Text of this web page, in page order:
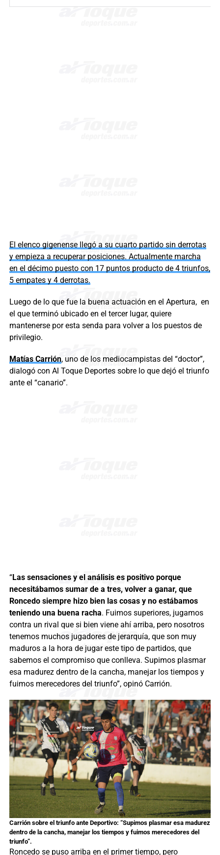
El elenco gigenense llegó a su cuarto partido sin derrotas
y empieza a recuperar posiciones. Actualmente marcha
en el décimo puesto con 17 puntos producto de 4 triunfos,
5 empates y 4 derrotas.
Luego de lo que fue la buena actuación en el Apertura, en
el que terminó ubicado en el tercer lugar, quiere
mantenerse por esta senda para volver a los puestos de
privilegio.
Matías Carrión, uno de los mediocampistas del “doctor”,
dialogó con Al Toque Deportes sobre lo que dejó el triunfo
ante el “canario”.
“Las sensaciones y el análisis es positivo porque
necesitábamos sumar de a tres, volver a ganar, que
Roncedo siempre hizo bien las cosas y no estábamos
teniendo una buena racha. Fuimos superiores, jugamos
contra un rival que si bien viene ahí arriba, pero nosotros
tenemos muchos jugadores de jerarquía, que son muy
maduros a la hora de jugar este tipo de partidos, que
sabemos el compromiso que conlleva. Supimos plasmar
esa madurez dentro de la cancha, manejar los tiempos y
fuimos merecedores del triunfo”, opinó Carrión.
Carrión sobre el triunfo ante Deportivo: “Supimos plasmar esa madurez
dentro de la cancha, manejar los tiempos y fuimos merecedores del
triunfo”.
Roncedo se puso arriba en el primer tiempo, pero